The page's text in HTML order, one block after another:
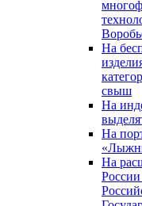
На
свыш
На
На
На